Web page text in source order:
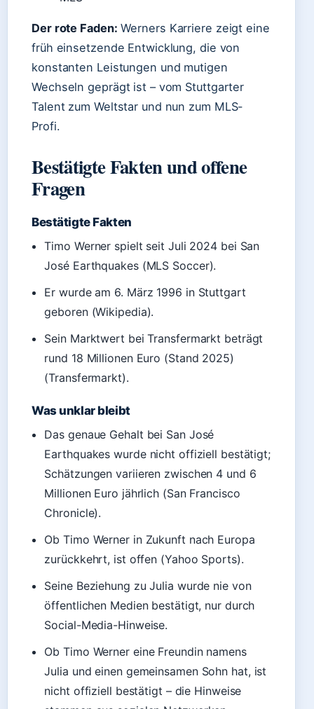
Der rote Faden: Werners Karriere zeigt eine
früh einsetzende Entwicklung, die von
konstanten Leistungen und mutigen
Wechseln geprägt ist – vom Stuttgarter
Talent zum Weltstar und nun zum MLS-
Profi.
Bestätigte Fakten und offene
Fragen
Bestätigte Fakten
Timo Werner spielt seit Juli 2024 bei San
José Earthquakes (MLS Soccer).
Er wurde am 6. März 1996 in Stuttgart
geboren (Wikipedia).
Sein Marktwert bei Transfermarkt beträgt
rund 18 Millionen Euro (Stand 2025)
(Transfermarkt).
Was unklar bleibt
Das genaue Gehalt bei San José
Earthquakes wurde nicht offiziell bestätigt;
Schätzungen variieren zwischen 4 und 6
Millionen Euro jährlich (San Francisco
Chronicle).
Ob Timo Werner in Zukunft nach Europa
zurückkehrt, ist offen (Yahoo Sports).
Seine Beziehung zu Julia wurde nie von
öffentlichen Medien bestätigt, nur durch
Social-Media-Hinweise.
Ob Timo Werner eine Freundin namens
Julia und einen gemeinsamen Sohn hat, ist
nicht offiziell bestätigt – die Hinweise